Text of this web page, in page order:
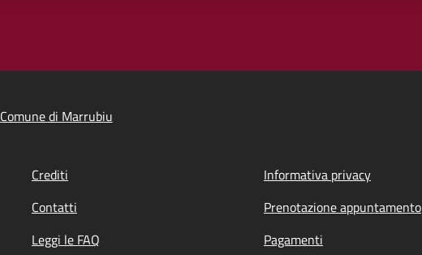
Comune di Marrubiu
Crediti Informativa privacy
Contatti Prenotazione appuntamento
Leggi le FAQ Pagamenti